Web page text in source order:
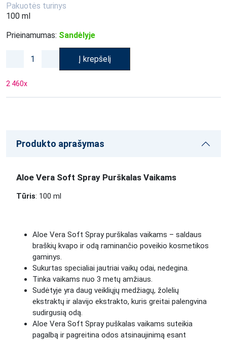
Pakuotės turinys
100 ml
Prieinamumas: Sandėlyje
Į krepšelį
2 460x
Produkto aprašymas
Aloe Vera Soft Spray Purškalas Vaikams
Tūris: 100 ml
Aloe Vera Soft Spray purškalas vaikams – saldaus
braškių kvapo ir odą raminančio poveikio kosmetikos
gaminys.
Sukurtas specialiai jautriai vaikų odai, nedegina.
Tinka vaikams nuo 3 metų amžiaus.
Sudėtyje yra daug veikliųjų medžiagų, žolelių
ekstraktų ir alavijo ekstrakto, kuris greitai palengvina
sudirgusią odą.
Aloe Vera Soft Spray puškalas vaikams suteikia
pagalbą ir pagreitina odos atsinaujinimą esant